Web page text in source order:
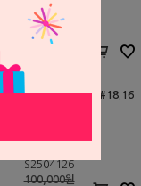
Atria
S2504128
100,000원
리트렉터 Blunt (#18.16
S2504126
100,000원